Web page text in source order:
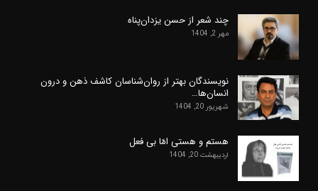
چند شعر از حسن یزدان‌پناه
مهر 2, 1404
نویسندگان بهتر از روان‌شناسان کاشف ذهن و درون
انسان‌ها…
شهریور 20, 1404
هستم و هستی امّا بی فعل
اردیبهشت 20, 1404